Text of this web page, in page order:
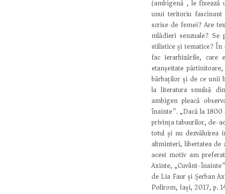
(ambigenă), le fixează
unui teritoriu
scrise de femei? Are
mlădieri senzuale?
stilistice și tematice? În
fac ierarhizările, care
etanșeitate
bărbaților și de ce unii
la literatura smulsă
ambigen pleacă
înainte”. „Dacă la
privința tabuurilor, de-
totul și nu
altminteri, libertatea
acest motiv am
Axinte, „Cuvânt-
de Lia Faur și Șerban
Polirom, Iași, 2017, p.